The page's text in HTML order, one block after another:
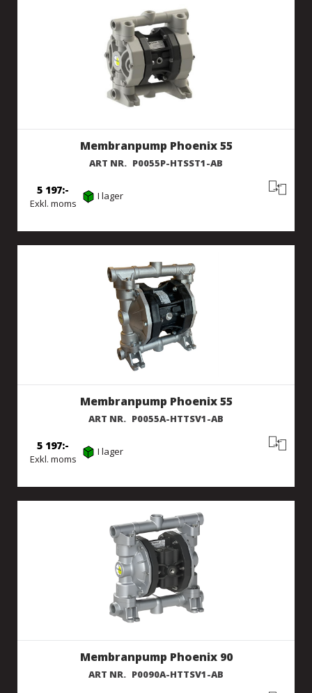
Membranpump Phoenix 55
ART NR. P0055P-HTSST1-AB
Exkl. moms
5 197 I lager
Membranpump Phoenix 55
ART NR. P0055A-HTTSV1-AB
Exkl. moms
5 197 I lager
Membranpump Phoenix 90
ART NR. P0090A-HTTSV1-AB